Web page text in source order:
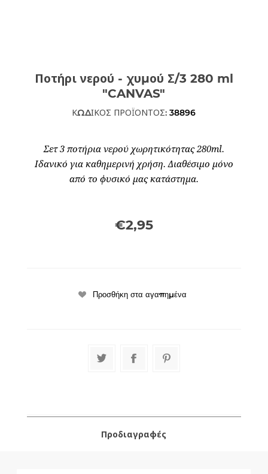
Ποτήρι νερού - χυμού Σ/3 280 ml
"CANVAS"
ΚΩΔΙΚΟΣ ΠΡΟΪΟΝΤΟΣ: 38896
Σετ 3 ποτήρια νερού χωρητικότητας 280ml.
Ιδανικό για καθημερινή χρήση. Διαθέσιμο μόνο
από το φυσικό μας κατάστημα.
€2,95
Προδιαγραφές